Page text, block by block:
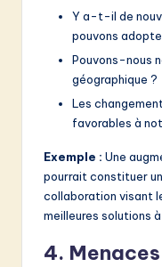
Y a-t-il de
pouvons
Pouvons-nous
géographique ?
Les
favorables à
Exemple : Une
pourrait constituer
collaboration visant
meilleures solutions
4.